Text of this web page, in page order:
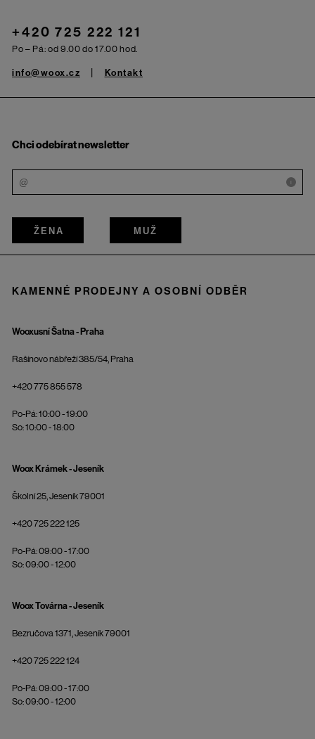
+420 725 222 121
Po – Pá: od 9.00 do 17.00 hod.
info@woox.cz Kontakt
Chci odebírat newsletter
i
ŽENA MUŽ
KAMENNÉ PRODEJNY A OSOBNÍ ODBĚR
Wooxusní Šatna - Praha
Rašínovo nábřeží 385/54, Praha
+420 775 855 578
Po-Pá: 10:00 - 19:00
So: 10:00 - 18:00
Woox Krámek - Jeseník
Školní 25, Jeseník 79001
+420 725 222 125
Po-Pá: 09:00 - 17:00
So: 09:00 - 12:00
Woox Továrna - Jeseník
Bezručova 1371, Jeseník 79001
+420 725 222 124
Po-Pá: 09:00 - 17:00
So: 09:00 - 12:00